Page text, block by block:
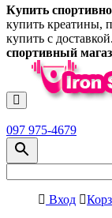
Купить
купить креатины,
купить с доставкой.
спортивный
097 975-4679
Вход